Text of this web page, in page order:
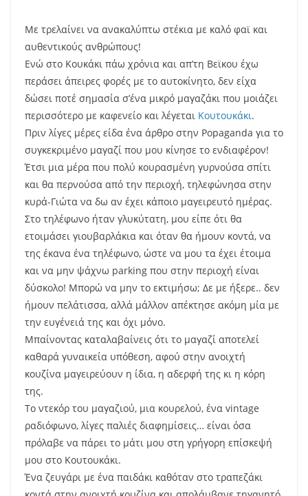
Με τρελαίνει να ανακαλύπτω στέκια με καλό φαϊ και
αυθεντικούς ανθρώπους!
Ενώ στο Κουκάκι πάω χρόνια και απ’τη Βεϊκου έχω
περάσει άπειρες φορές με το αυτοκίνητο, δεν είχα
δώσει ποτέ σημασία σ’ένα μικρό μαγαζάκι που μοιάζει
περισσότερο με καφενείο και λέγεται Κουτουκάκι.
Πριν λίγες μέρες είδα ένα άρθρο στην Popaganda για το
συγκεκριμένο μαγαζί που μου κίνησε το ενδιαφέρον!
Έτσι μια μέρα που πολύ κουρασμένη γυρνούσα σπίτι
και θα περνούσα από την περιοχή, τηλεφώνησα στην
κυρά-Γιώτα να δω αν έχει κάποιο μαγειρευτό ημέρας.
Στο τηλέφωνο ήταν γλυκύτατη, μου είπε ότι θα
ετοιμάσει γιουβαρλάκια και όταν θα ήμουν κοντά, να
της έκανα ένα τηλέφωνο, ώστε να μου τα έχει έτοιμα
και να μην ψάχνω parking που στην περιοχή είναι
δύσκολο! Μπορώ να μην το εκτιμήσω; Δε με ήξερε.. δεν
ήμουν πελάτισσα, αλλά μάλλον απέκτησε ακόμη μία με
την ευγένειά της και όχι μόνο.
Μπαίνοντας καταλαβαίνεις ότι το μαγαζί αποτελεί
καθαρά γυναικεία υπόθεση, αφού στην ανοιχτή
κουζίνα μαγειρεύουν η ίδια, η αδερφή της κι η κόρη
της.
Το ντεκόρ του μαγαζιού, μια κουρελού, ένα vintage
ραδιόφωνο, λίγες παλιές διαφημίσεις… είναι όσα
πρόλαβε να πάρει το μάτι μου στη γρήγορη επίσκεψή
μου στο Κουτουκάκι.
Ένα ζευγάρι με ένα παιδάκι καθόταν στο τραπεζάκι